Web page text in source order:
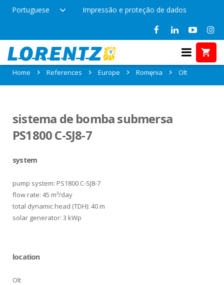
Portuguese Impressão e proteção de dados
References in Olt, Romęnia
Home References Europe Romęnia Olt
sistema de bomba submersa
PS1800 C-SJ8-7
system
pump system: PS1800 C-SJ8-7
flow rate: 45 m³/day
total dynamic head (TDH): 40 m
solar generator: 3 kWp
location
Olt